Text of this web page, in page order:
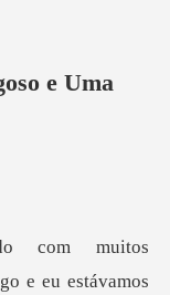
e Uma
u estávamos